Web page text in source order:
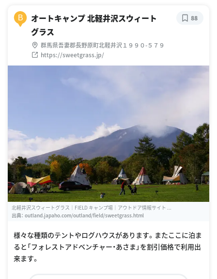
B
オートキャンプ 北軽井沢スウィート
グラス
群馬県吾妻郡長野原町北軽井沢１９９０-５７９
https://sweetgrass.jp/
88
北軽井沢スウィートグラス｜FIELD キャンプ場｜アウトドア情報サイト ...
出典： outland.japaho.com/outland/field/sweetgrass.html
様々な種類のテントやログハウスがあります。またここに泊ま
ると「フォレストアドベンチャー・あさま」を割引価格で利用出
来ます。